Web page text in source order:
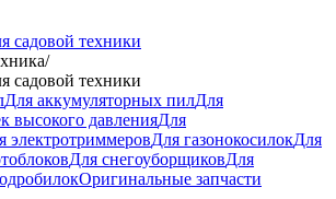
садовой техники
/
садовой техники
Для аккумуляторных пилДля
высокого давленияДля
электротриммеровДля газонокосилокДля
Для снегоуборщиковДля
Оригинальные запчасти